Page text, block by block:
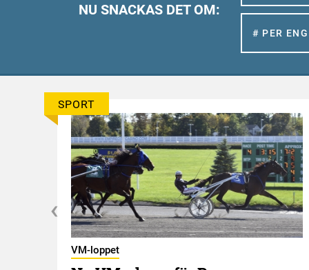
NU SNACKAS DET OM:
# PER
SPORT
VM-loppet